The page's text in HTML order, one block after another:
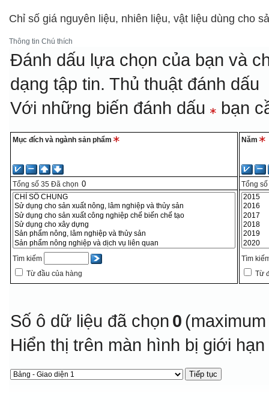
Chỉ số giá nguyên liệu, nhiên liệu, vật liệu dùng cho
Thông tin Chú thích
Đánh dấu lựa chọn của bạn và
dạng tập tin.Thủ thuật đánh dấu
Với những biến đánh dấu bạn
Mục đích và ngành sản phẩm
Tổng số 35 Đã chọn
Tìm kiếm
Từ đầu của hàng
Năm
Tổng số
Tìm
Từ
Số ô dữ liệu đã chọn 0
Hiển thị trên màn hình bị giới